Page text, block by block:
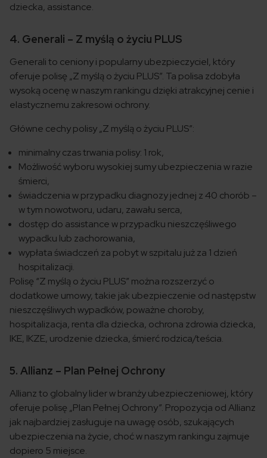
dziecka, assistance.
4. Generali – Z myślą o życiu PLUS
Generali to ceniony i popularny ubezpieczyciel, który
oferuje polisę „Z myślą o życiu PLUS”. Ta polisa zdobyła
wysoką ocenę w naszym rankingu dzięki atrakcyjnej cenie i
elastycznemu zakresowi ochrony.
Główne cechy polisy „Z myślą o życiu PLUS”:
minimalny czas trwania polisy: 1 rok,
Możliwość wyboru wysokiej sumy ubezpieczenia w razie
śmierci,
świadczenia w przypadku diagnozy jednej z 40 chorób –
w tym nowotworu, udaru, zawału serca,
dostęp do assistance w przypadku nieszczęśliwego
wypadku lub zachorowania,
wypłata świadczeń za pobyt w szpitalu już za 1 dzień
hospitalizacji.
Polisę “Z myślą o życiu PLUS” można rozszerzyć o
dodatkowe umowy, takie jak ubezpieczenie od następstw
nieszczęśliwych wypadków, poważne choroby,
hospitalizacja, renta dla dziecka, ochrona zdrowia dziecka,
IKE, IKZE, urodzenie dziecka, śmierć rodzica/teścia.
5. Allianz – Plan Pełnej Ochrony
Allianz to globalny lider w branży ubezpieczeniowej, który
oferuje polisę „Plan Pełnej Ochrony”. Propozycja od Allianz
jak najbardziej zasługuje na uwagę osób, szukających
ubezpieczenia na życie, choć w naszym rankingu zajmuje
dopiero 5 miejsce.